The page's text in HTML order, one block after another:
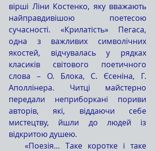
вірші Ліни Костенко, яку вважають
найправдивішою поетесою
сучасності. «Крилатість» Пегаса,
одна з важливих символічних
якостей, відчувалась у рядках
класиків світового поетичного
слова – О. Блока, С. Єсеніна, Г.
Аполлінера. Читці майстерно
передали неприборкані пориви
авторів, які, віддаючи себе
мистецтву, йшли до людей із
відкритою душею.